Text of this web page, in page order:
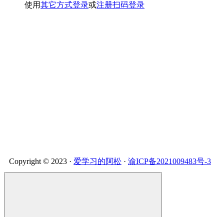
使用其它方式登录或注册扫码登录
Copyright © 2023 · 爱学习的阿松 · 渝ICP备2021009483号-3